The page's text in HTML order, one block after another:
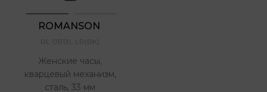
ROMANSON
RL 0B13L LR(BK)
Женские часы,
кварцевый механизм,
сталь, 33 мм